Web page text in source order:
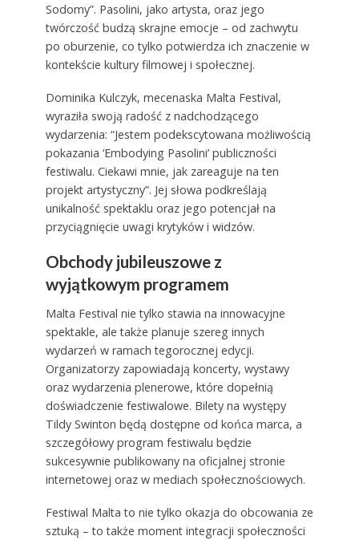
Sodomy”. Pasolini, jako artysta, oraz jego
twórczość budzą skrajne emocje – od zachwytu
po oburzenie, co tylko potwierdza ich znaczenie w
kontekście kultury filmowej i społecznej.
Dominika Kulczyk, mecenaska Malta Festival,
wyraziła swoją radość z nadchodzącego
wydarzenia: “Jestem podekscytowana możliwością
pokazania ‘Embodying Pasolini’ publiczności
festiwalu. Ciekawi mnie, jak zareaguje na ten
projekt artystyczny”. Jej słowa podkreślają
unikalność spektaklu oraz jego potencjał na
przyciągnięcie uwagi krytyków i widzów.
Obchody jubileuszowe z
wyjątkowym programem
Malta Festival nie tylko stawia na innowacyjne
spektakle, ale także planuje szereg innych
wydarzeń w ramach tegorocznej edycji.
Organizatorzy zapowiadają koncerty, wystawy
oraz wydarzenia plenerowe, które dopełnią
doświadczenie festiwalowe. Bilety na występy
Tildy Swinton będą dostępne od końca marca, a
szczegółowy program festiwalu będzie
sukcesywnie publikowany na oficjalnej stronie
internetowej oraz w mediach społecznościowych.
Festiwal Malta to nie tylko okazja do obcowania ze
sztuką – to także moment integracji społeczności